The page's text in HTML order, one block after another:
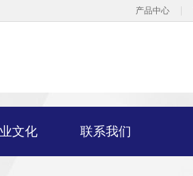
产品中心
文化 联系我们